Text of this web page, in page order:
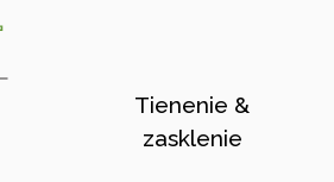
Tienenie &
zasklenie